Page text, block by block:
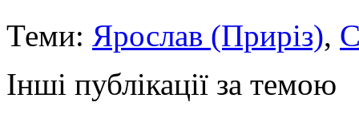
Теми: Ярослав (Приріз),
Інші публікації за темою